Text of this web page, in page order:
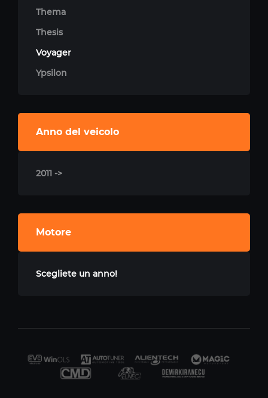
Thema
Thesis
Voyager
Ypsilon
Anno del veicolo
2011 ->
Motore
Scegliete un anno!